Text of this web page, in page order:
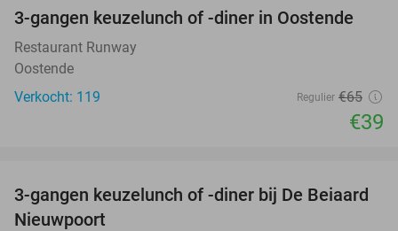
40%
3-gangen keuzelunch of -diner in Oostende
Restaurant Runway
Oostende
Verkocht: 119
Regulier €65
€39
44%
3-gangen keuzelunch of -diner bij De Beiaard
Nieuwpoort